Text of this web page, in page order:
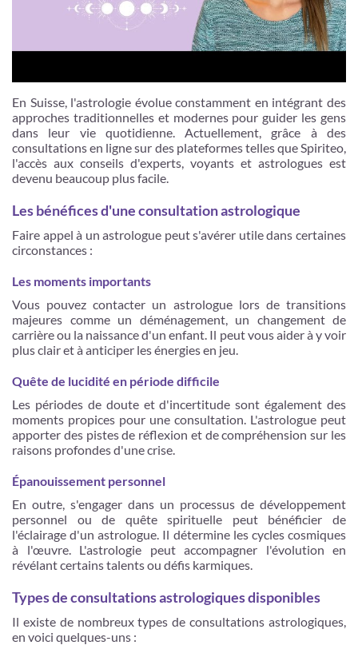
En Suisse, l'astrologie évolue constamment en intégrant des
approches traditionnelles et modernes pour guider les gens
dans leur vie quotidienne. Actuellement, grâce à des
consultations en ligne sur des plateformes telles que Spiriteo,
l'accès aux conseils d'experts, voyants et astrologues est
devenu beaucoup plus facile.
Les bénéfices d'une consultation astrologique
Faire appel à un astrologue peut s'avérer utile dans certaines
circonstances :
Les moments importants
Vous pouvez contacter un astrologue lors de transitions
majeures comme un déménagement, un changement de
carrière ou la naissance d'un enfant. Il peut vous aider à y voir
plus clair et à anticiper les énergies en jeu.
Quête de lucidité en période difficile
Les périodes de doute et d'incertitude sont également des
moments propices pour une consultation. L'astrologue peut
apporter des pistes de réflexion et de compréhension sur les
raisons profondes d'une crise.
Épanouissement personnel
En outre, s'engager dans un processus de développement
personnel ou de quête spirituelle peut bénéficier de
l'éclairage d'un astrologue. Il détermine les cycles cosmiques
à l'œuvre. L'astrologie peut accompagner l'évolution en
révélant certains talents ou défis karmiques.
Types de consultations astrologiques disponibles
Il existe de nombreux types de consultations astrologiques,
en voici quelques-uns :